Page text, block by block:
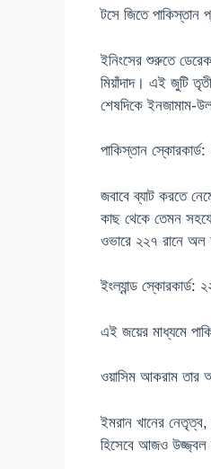
টসে জিতে পাকিস্তান
ইনিংসের শুরুতে
মিয়াঁদাদ। এই জুটি
শেষদিকে ইনজামাম-
পাকিস্তান
জবাবে ব্যাট করতে
কাছ থেকে তেমন
ওভারে ২২৭ রানে অল
ইংল্যান্ড
এই জয়ের মাধ্যমে
ওয়াসিম আকরাম তার
ইমরান খানের
হিসেবে আজও